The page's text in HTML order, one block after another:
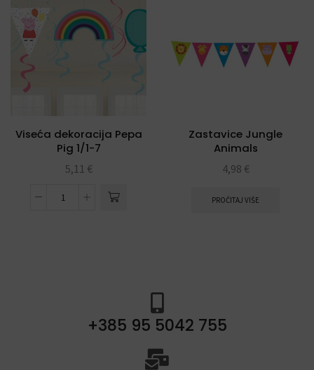
Viseća dekoracija Pepa
Pig 1/1-7
5,11 €
Zastavice Jungle
Animals
4,98 €
PROČITAJ VIŠE
+385 95 5042 755